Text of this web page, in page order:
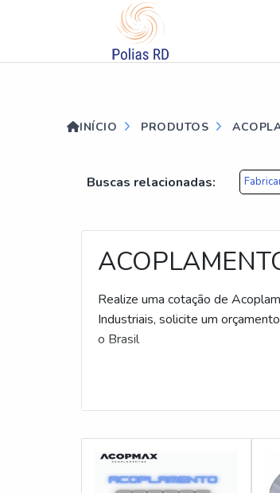
INÍCIO PRODUTOS
Buscas relacionadas:
Realize uma cotação de
Industriais, solicite um
o Brasil